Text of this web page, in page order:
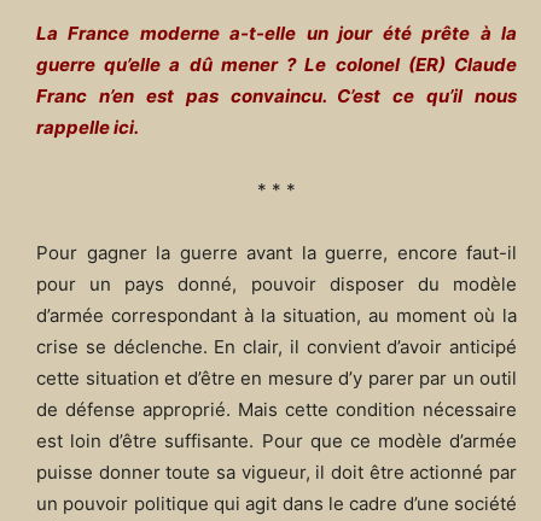
La France moderne a-t-elle un jour été prête à la
guerre qu’elle a dû mener ? Le colonel (ER) Claude
Franc n’en est pas convaincu. C’est ce qu’il nous
rappelle ici.
* * *
Pour gagner la guerre avant la guerre, encore faut-il
pour un pays donné, pouvoir disposer du modèle
d’armée correspondant à la situation, au moment où la
crise se déclenche. En clair, il convient d’avoir anticipé
cette situation et d’être en mesure d’y parer par un outil
de défense approprié. Mais cette condition nécessaire
est loin d’être suffisante. Pour que ce modèle d’armée
puisse donner toute sa vigueur, il doit être actionné par
un pouvoir politique qui agit dans le cadre d’une société